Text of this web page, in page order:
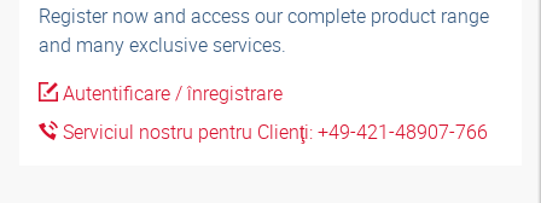
Register now and access our complete product range
and many exclusive services.
Autentificare / înregistrare
Serviciul nostru pentru Clienţi: +49-421-48907-766